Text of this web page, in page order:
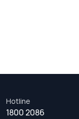
Hotline
1800 2086